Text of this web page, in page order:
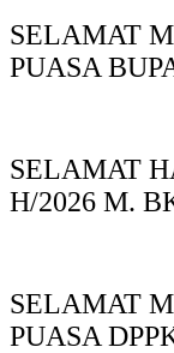
SELAMAT
PUASA
SELAMAT
H/2026 M.
SELAMAT
PUASA